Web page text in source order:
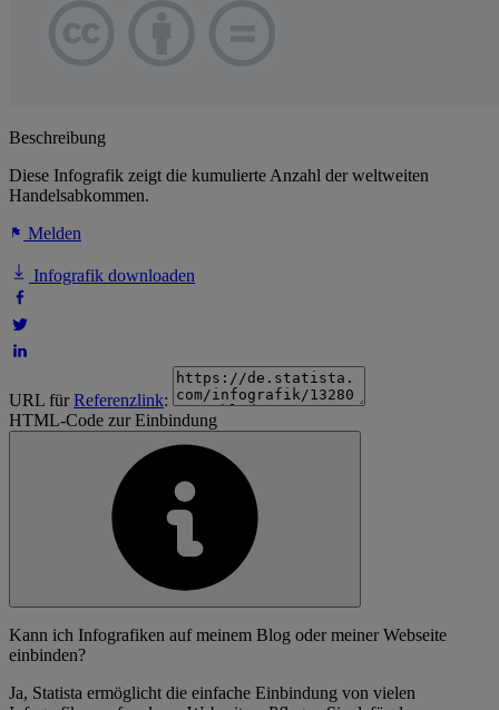
Beschreibung
Diese Infografik zeigt die kumulierte Anzahl der weltweiten
Handelsabkommen.
Melden
Infografik downloaden
URL fürReferenzlink:
HTML-Code zur Einbindung
Kann ich Infografiken auf meinem Blog oder meiner Webseite
einbinden?
Ja, Statista ermöglicht die einfache Einbindung von vielen